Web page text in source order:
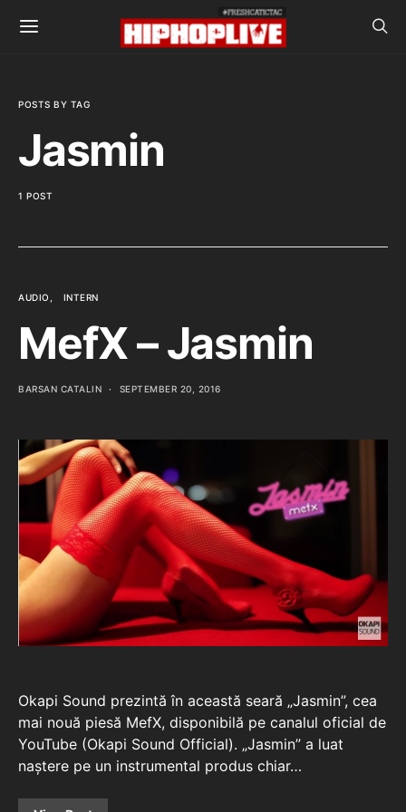
POSTS BY TAG
Jasmin
1 POST
AUDIO INTERN
MefX – Jasmin
BARSAN CATALIN SEPTEMBER 20, 2016
Okapi Sound prezintă în această seară „Jasmin”, cea
mai nouă piesă MefX, disponibilă pe canalul oficial de
YouTube (Okapi Sound Official). „Jasmin” a luat
naștere pe un instrumental produs chiar…